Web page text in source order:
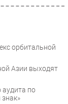
орбитальной
Азии выходят
аудита по